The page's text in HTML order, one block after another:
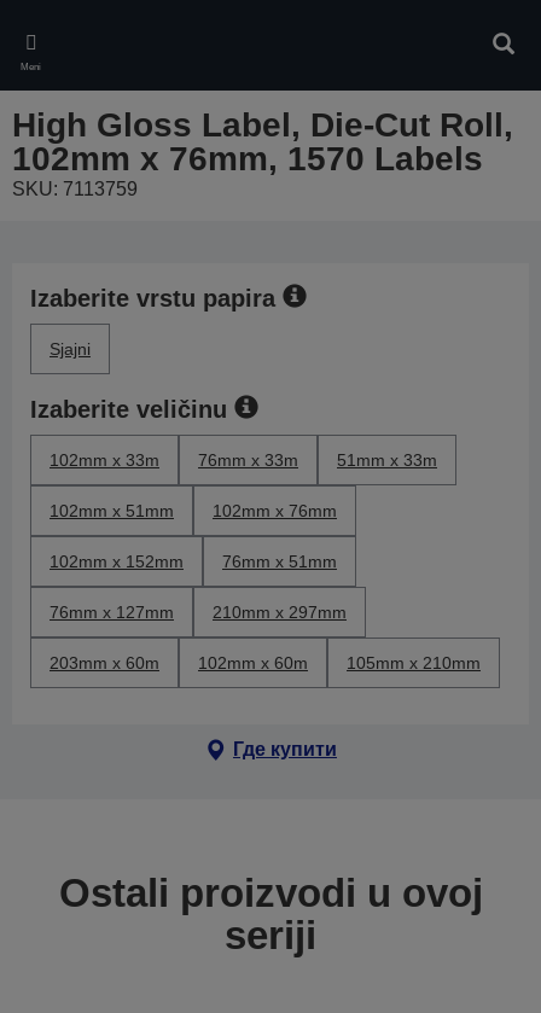
main
content
Meni
High Gloss Label, Die-Cut Roll,
102mm x 76mm, 1570 Labels
SKU: 7113759
Izaberite vrstu papira
Sjajni
Izaberite veličinu
102mm x 33m 76mm x 33m 51mm x 33m
102mm x 51mm 102mm x 76mm
102mm x 152mm 76mm x 51mm
76mm x 127mm 210mm x 297mm
203mm x 60m 102mm x 60m 105mm x 210mm
Где купити
Ostali proizvodi u ovoj
seriji